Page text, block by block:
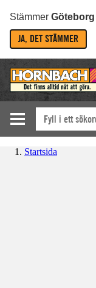
Stämmer Göteborg
JA, DET STÄMMER
Startsida